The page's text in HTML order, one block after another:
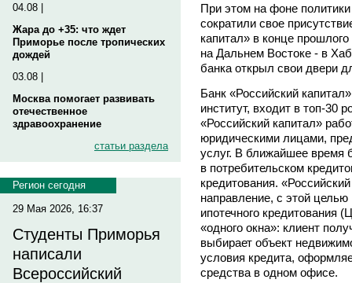
04.08 |
Жара до +35: что ждет
Приморье после тропических
дождей
03.08 |
Москва помогает развивать
отечественное
здравоохранение
статьи раздела
Регион сегодня
29 Мая 2026, 16:37
Студенты Приморья
написали
Всероссийский
При этом на фоне
сократили свое
капитал» в конце
на Дальнем Востоке - в
банка открыл свои двери
Банк «Российский
институт, входит в топ-30
«Российский капитал»
юридическими лицами,
услуг. В ближайшее время
в потребительском
кредитования.
направление, с этой
ипотечного кредитования
«одного окна»: клиент
выбирает объект
условия кредита,
средства в одном офисе.